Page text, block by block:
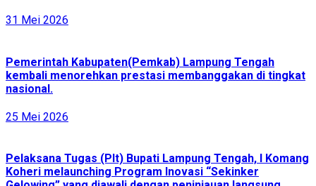
31 Mei 2026
Pemerintah Kabupaten(Pemkab) Lampung Tengah
kembali menorehkan prestasi membanggakan di tingkat
nasional.
25 Mei 2026
Pelaksana Tugas (Plt) Bupati Lampung Tengah, I Komang
Koheri melaunching Program Inovasi “Sekinker